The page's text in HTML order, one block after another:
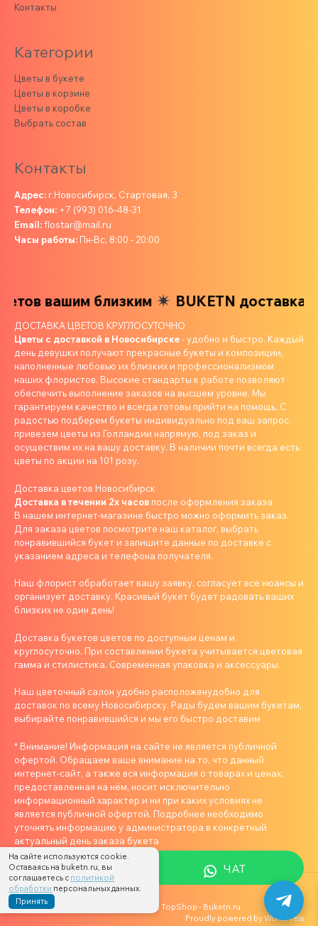
Контакты
Категории
Цветы в букете
Цветы в корзине
Цветы в коробке
Выбрать состав
Контакты
Адрес: г.Новосибирск, Стартовая, 3
Телефон: +7 (993) 016-48-31
Email:flostar@mail.ru
Часы работы: Пн-Вс, 8:00 - 20:00
вашим близким BUKETN доставка
ДОСТАВКА ЦВЕТОВ КРУГЛОСУТОЧНО
Цветы с доставкой в Новосибирске- удобно и быстро. Каждый
день девушки получают прекрасные букеты и композиции,
наполненные любовью их близких и профессионализмом
наших флористов. Высокие стандарты к работе позволяют
обеспечить выполнение заказов на высшем уровне. Мы
гарантируем качество и всегда готовы прийти на помощь. С
радостью подберем букеты индивидуально под ваш запрос,
привезем цветы из Голландии напрямую, под заказ и
осуществим их на вашу доставку. В наличии почти всегда есть
цветы по акции на 101 розу.
Доставка цветов Новосибирск
Доставка в течении 2х часов после оформления заказа
В нашем интернет-магазине быстро можно оформить заказ.
Для заказа цветов посмотрите наш каталог, выбрать
понравившийся букет и запишите данные по доставке с
указанием адреса и телефона получателя.
Наш флорист обработает вашу заявку, согласует все нюансы и
организует доставку. Красивый букет будет радовать ваших
близких не один день!
Доставка букетов цветов по доступным ценам и
круглосуточно. При составлении букета учитывается цветовая
гамма и стилистика. Современная упаковка и аксессуары.
Наш цветочный салон удобно расположенудобно для
доставок по всему Новосибирску. Рады будем вашим букетам,
выбирайте понравившийся и мы его быстро доставим
* Внимание! Информация на сайте не является публичной
офертой. Обращаем ваше внимание на то, что данный
интернет-сайт, а также вся информация о товарах и ценах,
предоставленная на нём, носит исключительно
информационный характер и ни при каких условиях не
является публичной офертой. Подробнее необходимо
уточнять информацию у администратора в конкретный
актуальный день заказа букета
ЧАТ
Цветы в Новосибирске с Доставкой: TopShop - Buketn.ru
Proudly powered byWordPress
На сайте используются cookie.
Оставаясь на buketn.ru, вы
соглашаетесь с политикой
обработки персональных данных.
Принять